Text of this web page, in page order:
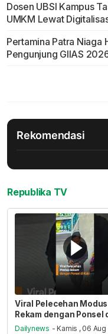
Dosen UBSI Kampus
UMKM Lewat
Pertamina Patra Niaga
Pengunjung GIIAS
Rekomendasi
Republika TV
Viral Pelecehan Modus
Rekam dengan Ponsel
Dailynews - Kamis , 06